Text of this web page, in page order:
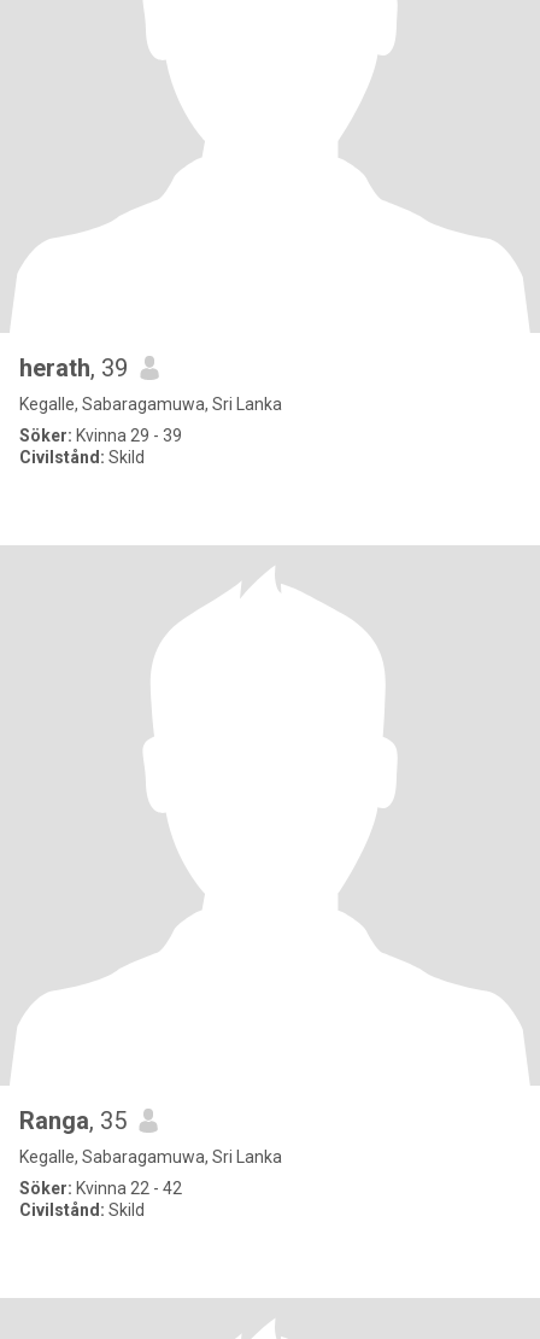
herath, 39
Kegalle, Sabaragamuwa, Sri Lanka
Söker: Kvinna 29 - 39
Civilstånd: Skild
Ranga, 35
Kegalle, Sabaragamuwa, Sri Lanka
Söker: Kvinna 22 - 42
Civilstånd: Skild